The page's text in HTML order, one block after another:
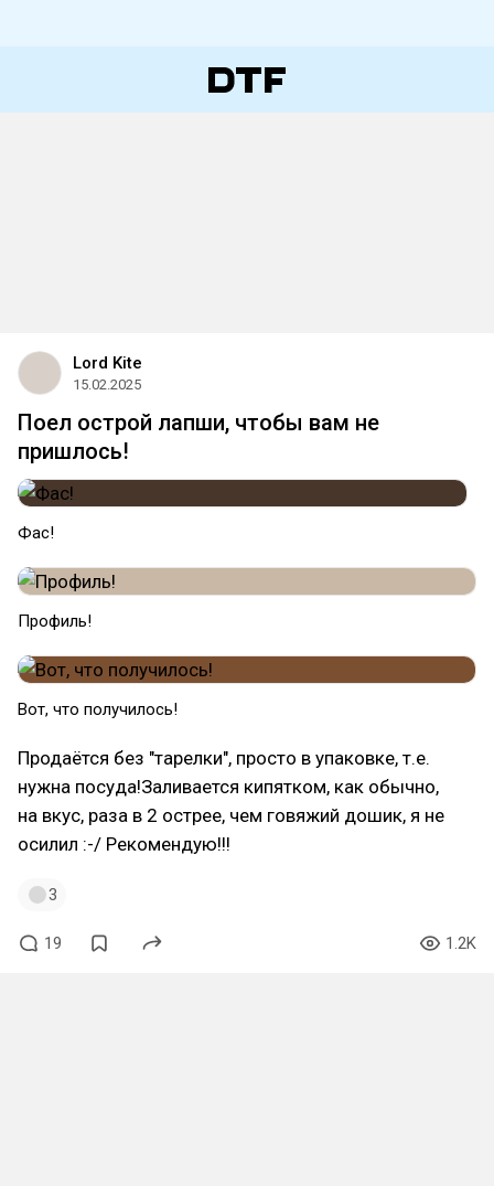
Lord Kite
15.02.2025
Поел острой лапши, чтобы вам не
пришлось!
Фас!
Профиль!
Вот, что получилось!
Продаётся без "тарелки", просто в упаковке, т.е.
нужна посуда!Заливается кипятком, как обычно,
на вкус, раза в 2 острее, чем говяжий дошик, я не
осилил :-/ Рекомендую!!!
3
19 1.2K